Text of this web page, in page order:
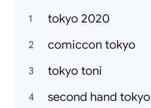
tokyo 2020
comiccon tokyo
tokyo toni
second hand tokyo